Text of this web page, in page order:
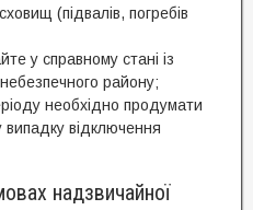
(підвалів, погребів
у справному стані із
району;
необхідно продумати
випадку відключення
надзвичайної